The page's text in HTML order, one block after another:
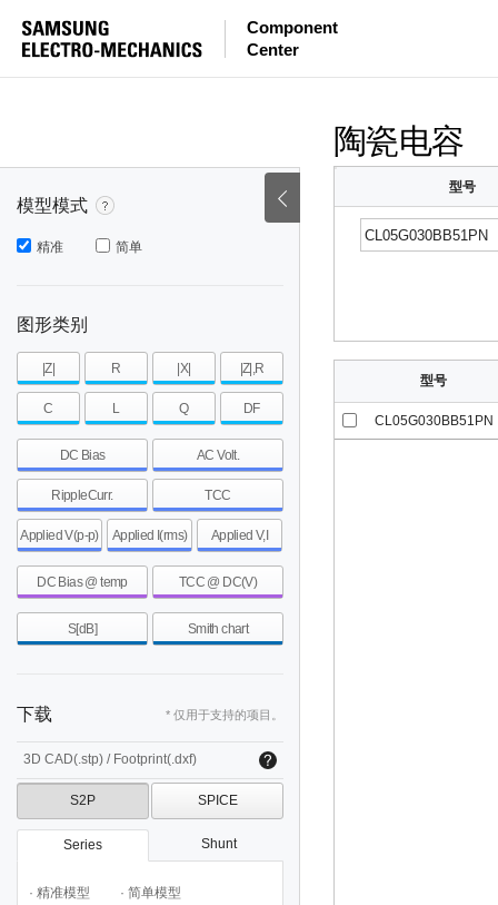
Component
Center
模型模式
精准 简单
图形类别
|Z| R |X| |Z|,R
C L Q DF
DC Bias AC Volt.
RippleCurr. TCC
Applied V(p-p) Applied I(rms) Applied V,I
DC Bias @ temp TCC @ DC(V)
S[dB] Smith chart
下载 * 仅用于支持的项目。
3D CAD(.stp) / Footprint(.dxf)
S2P SPICE
Series Shunt
· 精准模型 · 简单模型
陶瓷电容
型号
~
~
~
型号
CL05G030BB51PN